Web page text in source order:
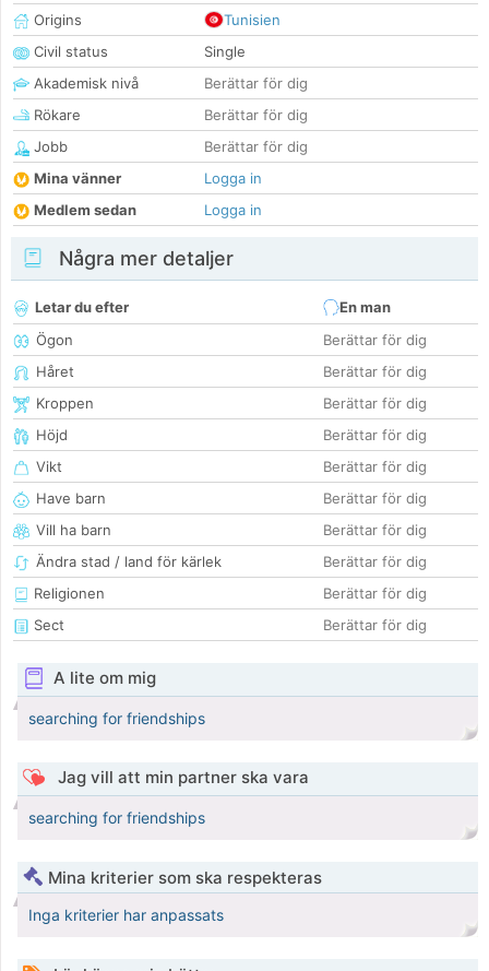
Origins
Tunisien
Civil status
Single
Akademisk nivå
Berättar för dig
Rökare
Berättar för dig
Jobb
Berättar för dig
Mina vänner
Logga in
Medlem sedan
Logga in
Några mer detaljer
Letar du efter
En man
Ögon
Berättar för dig
Håret
Berättar för dig
Kroppen
Berättar för dig
Höjd
Berättar för dig
Vikt
Berättar för dig
Have barn
Berättar för dig
Vill ha barn
Berättar för dig
Ändra stad / land för kärlek
Berättar för dig
Religionen
Berättar för dig
Sect
Berättar för dig
A lite om mig
searching for friendships
Jag vill att min partner ska vara
searching for friendships
Mina kriterier som ska respekteras
Inga kriterier har anpassats